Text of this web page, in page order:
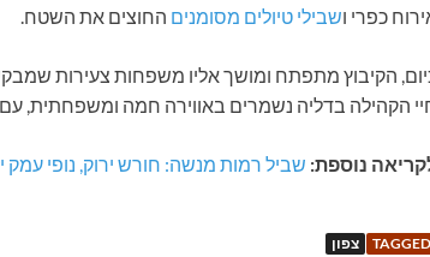
כפרי ושבילי טיולים מסומנים החוצים את השטח.
הקיבוץ מתפתח ומושך אליו משפחות צעירות
הקהילה בדליה נשמרים באווירה חמה ומשפחתית, עם
נוספת: שביל רמות מנשה: חורש ירוק, נופי עמק
TAGGED צפון